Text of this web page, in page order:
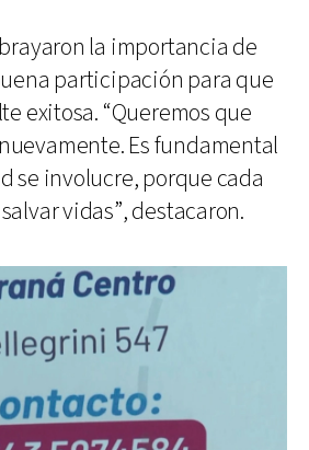
la importancia de
participación para que
exitosa. “Queremos que
Es fundamental
se involucre, porque cada
vidas”, destacaron.